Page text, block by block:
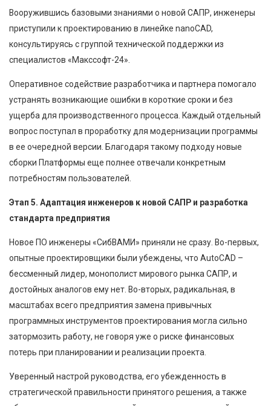
Вооружившись базовыми знаниями о новой САПР, инженеры
приступили к проектированию в линейке nanoCAD,
консультируясь с группой технической поддержки из
специалистов «Макссофт-24».
Оперативное содействие разработчика и партнера помогало
устранять возникающие ошибки в короткие сроки и без
ущерба для производственного процесса. Каждый отдельный
вопрос поступал в проработку для модернизации программы
в ее очередной версии. Благодаря такому подходу новые
сборки Платформы еще полнее отвечали конкретным
потребностям пользователей.
Этап 5. Адаптация инженеров к новой САПР и разработка
стандарта предприятия
Новое ПО инженеры «СибВАМИ» приняли не сразу. Во-первых,
опытные проектировщики были убеждены, что AutoCAD –
бессменный лидер, монополист мирового рынка САПР, и
достойных аналогов ему нет. Во-вторых, радикальная, в
масштабах всего предприятия замена привычных
программных инструментов проектирования могла сильно
затормозить работу, не говоря уже о риске финансовых
потерь при планировании и реализации проекта.
Уверенный настрой руководства, его убежденность в
стратегической правильности принятого решения, а также